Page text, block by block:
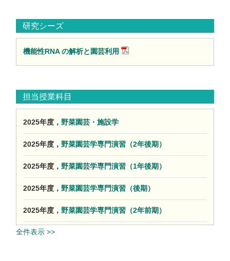
研究シーズ
機能性RNA の解析と園芸利用
担当授業科目
2025年度， 野菜園芸・施設学
2025年度， 野菜園芸学専門演習（2年後期）
2025年度， 野菜園芸学専門演習（1年後期）
2025年度， 野菜園芸学専門演習（後期）
2025年度， 野菜園芸学専門演習（2年前期）
全件表示 >>